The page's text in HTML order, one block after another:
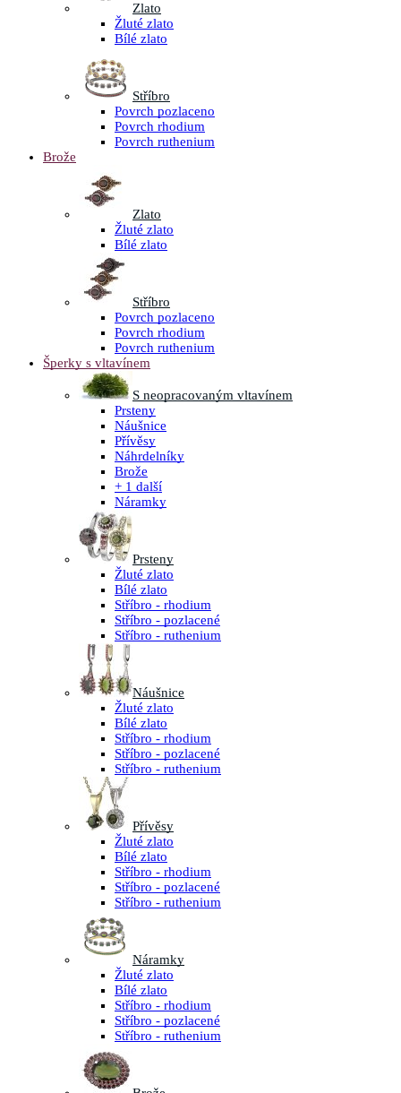
Zlato
Žluté zlato
Bílé zlato
Stříbro
Povrch pozlaceno
Povrch rhodium
Povrch ruthenium
Brože
Zlato
Žluté zlato
Bílé zlato
Stříbro
Povrch pozlaceno
Povrch rhodium
Povrch ruthenium
Šperky s vltavínem
S neopracovaným vltavínem
Prsteny
Náušnice
Přívěsy
Náhrdelníky
Brože
+ 1 další
Náramky
Prsteny
Žluté zlato
Bílé zlato
Stříbro - rhodium
Stříbro - pozlacené
Stříbro - ruthenium
Náušnice
Žluté zlato
Bílé zlato
Stříbro - rhodium
Stříbro - pozlacené
Stříbro - ruthenium
Přívěsy
Žluté zlato
Bílé zlato
Stříbro - rhodium
Stříbro - pozlacené
Stříbro - ruthenium
Náramky
Žluté zlato
Bílé zlato
Stříbro - rhodium
Stříbro - pozlacené
Stříbro - ruthenium